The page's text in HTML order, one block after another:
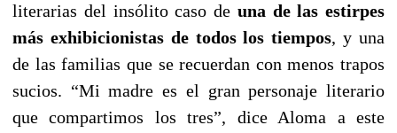
literarias del insólito caso de una de las estirpes
más exhibicionistas de todos los tiempos, y una
de las familias que se recuerdan con menos trapos
sucios. “Mi madre es el gran personaje literario
que compartimos los tres”, dice Aloma a este